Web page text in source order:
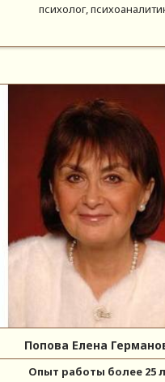
психолог,
Попова Елена
Опыт работы более 25